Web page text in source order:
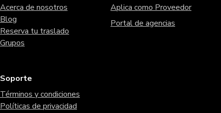
Acerca de nosotros
Blog
Reserva tu traslado
Grupos
Aplica como Proveedor
Portal de agencias
Soporte
Términos y condiciones
Políticas de privacidad